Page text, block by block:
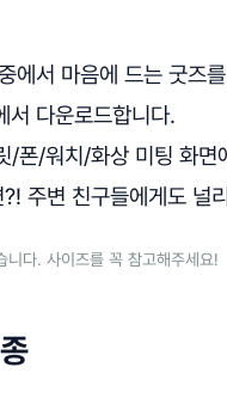
에서 마음에 드는 굿즈
서 다운로드합니다.
/폰/워치/화상 미팅 화면
주변 친구들에게도 널
니다. 사이즈를 꼭 참고해주세요!